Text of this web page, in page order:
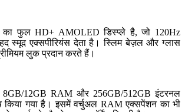
फुल HD+ AMOLED डिस्प्ले है, जो 120Hz
स्मूद एक्सपीरियंस देता है। स्लिम बेज़ल और ग्लास
लुक प्रदान करते हैं।
8GB/12GB RAM और 256GB/512GB इंटरनल
किया गया है। इसमें वर्चुअल RAM एक्सपेंशन का भी